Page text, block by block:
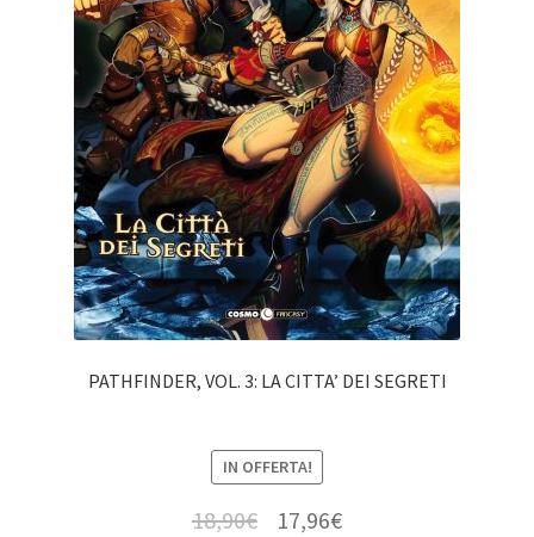
PATHFINDER, VOL. 3: LA CITTA’ DEI SEGRETI
IN OFFERTA!
18,90€ 17,96€